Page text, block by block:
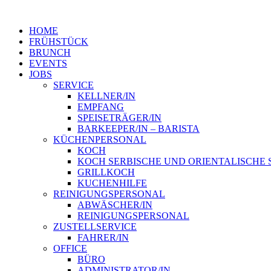
HOME
FRÜHSTÜCK
BRUNCH
EVENTS
JOBS
SERVICE
KELLNER/IN
EMPFANG
SPEISETRÄGER/IN
BARKEEPER/IN – BARISTA
KÜCHENPERSONAL
KOCH
KOCH SERBISCHE UND ORIENTALISCHE
GRILLKOCH
KUCHENHILFE
REINIGUNGSPERSONAL
ABWÄSCHER/IN
REINIGUNGSPERSONAL
ZUSTELLSERVICE
FAHRER/IN
OFFICE
BÜRO